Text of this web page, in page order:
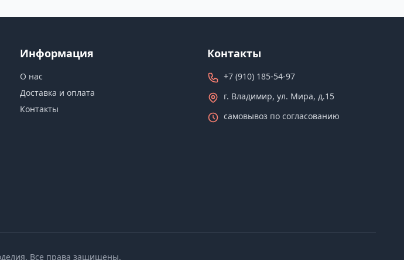
Информация
О нас
Доставка и оплата
Контакты
Контакты
+7 (910) 185-54-97
г. Владимир, ул. Мира, д.15
самовывоз по согласованию
Все права защищены.